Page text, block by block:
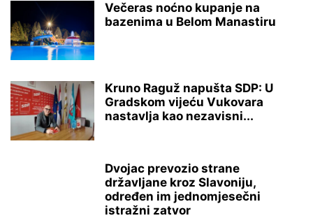
Večeras noćno kupanje na
bazenima u Belom Manastiru
Kruno Raguž napušta SDP: U
Gradskom vijeću Vukovara
nastavlja kao nezavisni...
Dvojac prevozio strane
državljane kroz Slavoniju,
određen im jednomjesečni
istražni zatvor